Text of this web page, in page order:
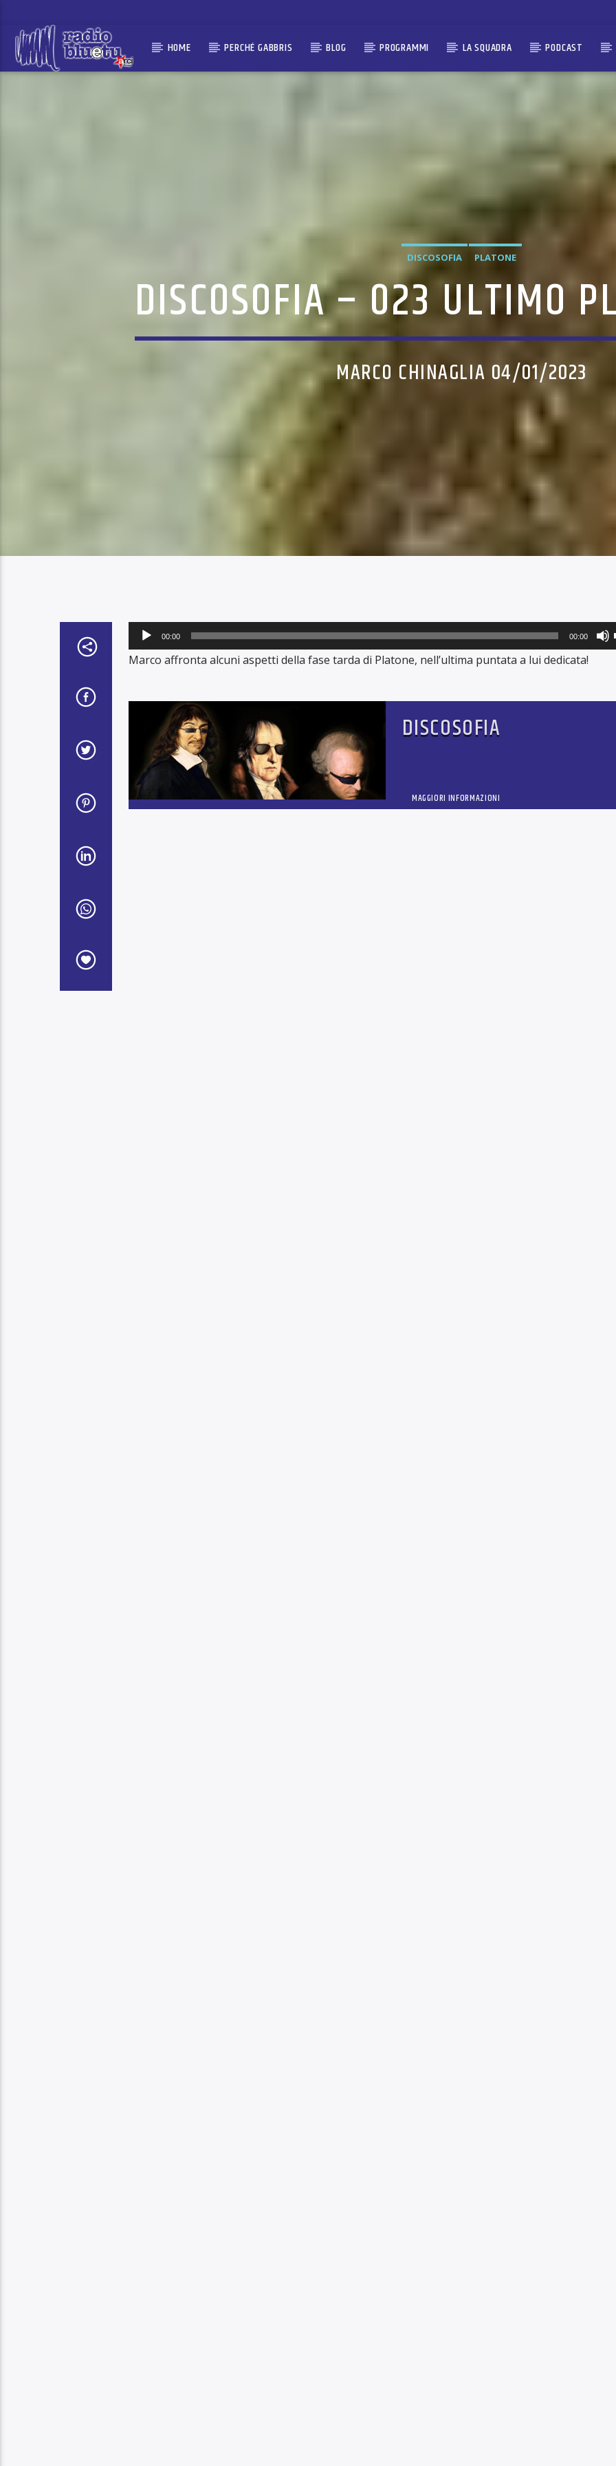
HOME PERCHÉ GABBRIS BLOG PROGRAMMI LA SQUADRA PODCAST
DISCOSOFIA PLATONE
DISCOSOFIA – 023 ULTIMO
MARCO CHINAGLIA 04/01/2023
Audio
Player
00:00 00:00
i
Marco affronta alcuni aspetti della fase tarda di Platone, nell’ultima puntata a lui dedicata!
DISCOSOFIA
MAGGIORI INFORMAZIONI